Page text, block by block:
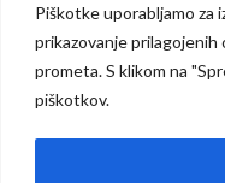
Piškotke uporabljamo za
prikazovanje prilagojenih
našega prometa. S
uporabo piškotkov.
Kratek
železa so
INFUZIJA
JUL 23